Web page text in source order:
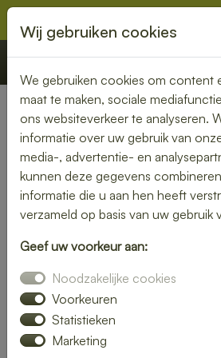
€ 0,00
Nederland» Lieren
Verse lunch laten
Lieren – geniet
zorgen
bezorgservice in Lieren. Van
kleurrijke salades – wij bezorgen
lunchgerechten precies wanneer jij
voor thuis, op kantoor of tijdens een
Wij gebruiken cookies
We gebruiken cookies om content
maat te maken, sociale
ons websiteverkeer te analyseren.
informatie over uw gebruik van
media-, advertentie- en
kunnen deze gegevens
informatie die u aan hen heeft
verzameld op basis van uw gebruik
Geef uw voorkeur aan:
Noodzakelijke cookies
Voorkeuren
Statistieken
Marketing